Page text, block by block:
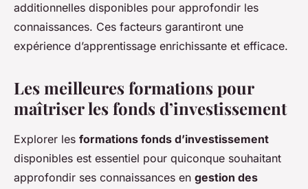
additionnelles disponibles pour approfondir les
connaissances. Ces facteurs garantiront une
expérience d’apprentissage enrichissante et efficace.
Les meilleures formations pour
maîtriser les fonds d’investissement
Explorer les formations fonds d’investissement
disponibles est essentiel pour quiconque souhaitant
approfondir ses connaissances en gestion des